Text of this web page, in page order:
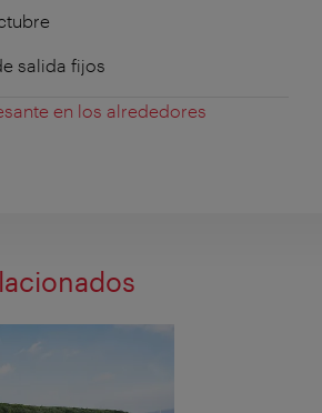
salida fijos
en los alrededores